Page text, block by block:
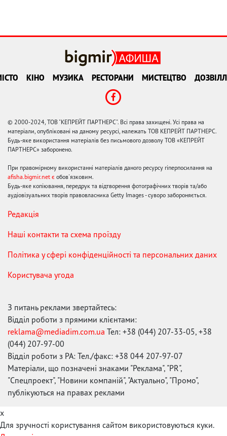
КІНО МУЗИКА РЕСТОРАНИ МИСТЕЦТВО
© 2000-2024, ТОВ "КЕПРЕЙТ ПАРТНЕРС". Всі права захищені. Усі права на
матеріали, опубліковані на даному ресурсі, належать ТОВ КЕПРЕЙТ ПАРТНЕРС.
Будь-яке використання матеріалів без письмового дозволу ТОВ «КЕПРЕЙТ
ПАРТНЕРС» заборонено.
При правомірному використанні матеріалів даного ресурсу гіперпосилання на
afisha.bigmir.net є обов'язковим.
Будь-яке копіювання, передрук та відтворення фотографічних творів та/або
аудіовізуальних творів правовласника Getty Images - суворо забороняється.
Редакція
Наші контакти та схема проїзду
Політика у сфері конфіденційності та персональних даних
Користувача угода
З питань реклами звертайтесь:
Відділ роботи з прямими клієнтами:
reklama@mediadim.com.ua Тел: +38 (044) 207-33-05, +38
(044) 207-97-00
Відділ роботи з РА: Тел./факс: +38 044 207-97-07
Матеріали, що позначені знаками "Реклама", "PR",
"Спецпроект", "Новини компаній", "Актуально", "Промо",
публікуються на правах реклами
x
Для зручності користування сайтом використовуються куки.